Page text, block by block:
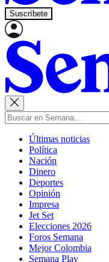
Suscríbete
Últimas noticias
Política
Nación
Dinero
Deportes
Opinión
Impresa
Jet Set
Elecciones 2026
Foros Semana
Mejor Colombia
Semana Play